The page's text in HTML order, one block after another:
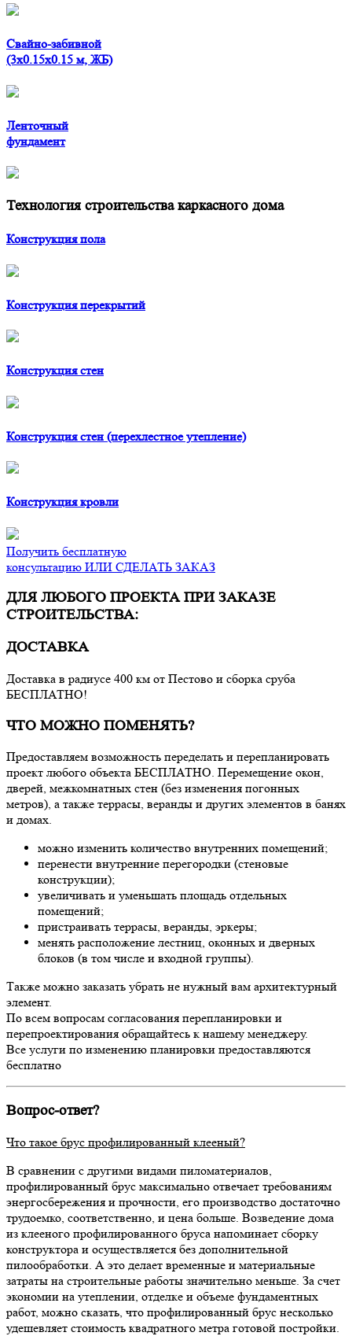
Свайно-забивной
(3x0.15x0.15 м, ЖБ)
Ленточный
фундамент
Технология строительства каркасного дома
Конструкция пола
Конструкция перекрытий
Конструкция стен
Конструкция стен (перехлестное утепление)
Конструкция кровли
Получить бесплатную
консультацию ИЛИ СДЕЛАТЬ ЗАКАЗ
ДЛЯ ЛЮБОГО ПРОЕКТА ПРИ ЗАКАЗЕ
СТРОИТЕЛЬСТВА:
ДОСТАВКА
Доставка в радиусе 400 км от Пестово и сборка сруба
БЕСПЛАТНО!
ЧТО МОЖНО ПОМЕНЯТЬ?
Предоставляем возможность переделать и перепланировать
проект любого объекта БЕСПЛАТНО. Перемещение окон,
дверей, межкомнатных стен (без изменения погонных
метров), а также террасы, веранды и других элементов в банях
и домах.
можно изменить количество внутренних помещений;
перенести внутренние перегородки (стеновые
конструкции);
увеличивать и уменьшать площадь отдельных
помещений;
пристраивать террасы, веранды, эркеры;
менять расположение лестниц, оконных и дверных
блоков (в том числе и входной группы).
Также можно заказать убрать не нужный вам архитектурный
элемент.
По всем вопросам согласования перепланировки и
перепроектирования обращайтесь к нашему менеджеру.
Все услуги по изменению планировки предоставляются
бесплатно
Вопрос-ответ?
Что такое брус профилированный клееный?
В сравнении с другими видами пиломатериалов,
профилированный брус максимально отвечает требованиям
энергосбережения и прочности, его производство достаточно
трудоемко, соответственно, и цена больше. Возведение дома
из клееного профилированного бруса напоминает сборку
конструктора и осуществляется без дополнительной
пилообработки. А это делает временные и материальные
затраты на строительные работы значительно меньше. За счет
экономии на утеплении, отделке и объеме фундаментных
работ, можно сказать, что профилированный брус несколько
удешевляет стоимость квадратного метра готовой постройки.